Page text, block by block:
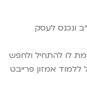
ונכנס לעסק
לו להתחיל ולחפש
אמזון פרייבט